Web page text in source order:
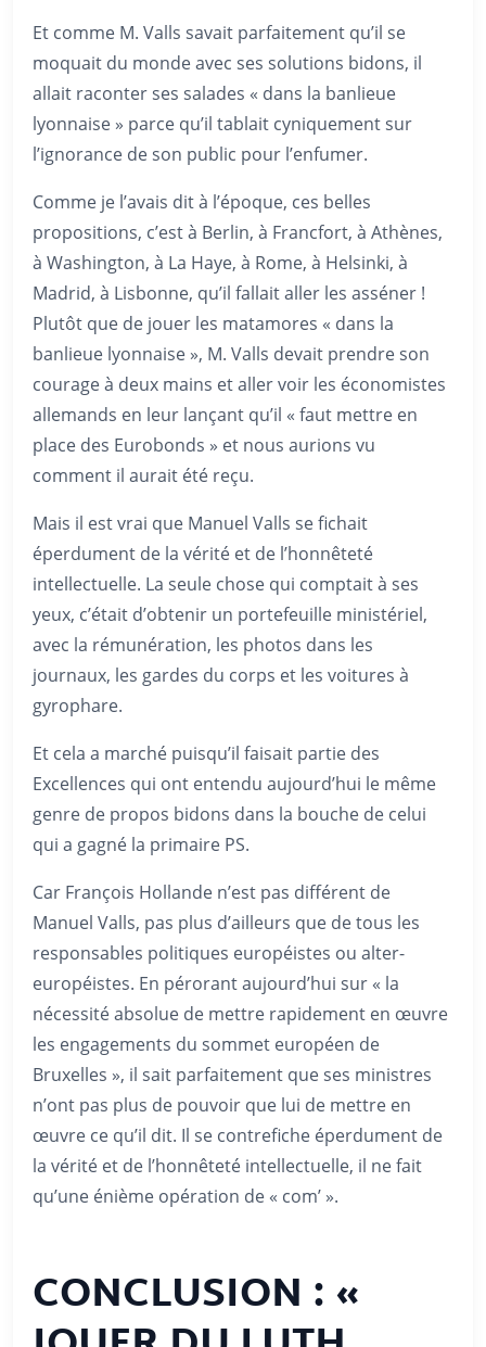
Et comme M. Valls savait parfaitement qu’il se
moquait du monde avec ses solutions bidons, il
allait raconter ses salades « dans la banlieue
lyonnaise » parce qu’il tablait cyniquement sur
l’ignorance de son public pour l’enfumer.
Comme je l’avais dit à l’époque, ces belles
propositions, c’est à Berlin, à Francfort, à Athènes,
à Washington, à La Haye, à Rome, à Helsinki, à
Madrid, à Lisbonne, qu’il fallait aller les asséner !
Plutôt que de jouer les matamores « dans la
banlieue lyonnaise », M. Valls devait prendre son
courage à deux mains et aller voir les économistes
allemands en leur lançant qu’il « faut mettre en
place des Eurobonds » et nous aurions vu
comment il aurait été reçu.
Mais il est vrai que Manuel Valls se fichait
éperdument de la vérité et de l’honnêteté
intellectuelle. La seule chose qui comptait à ses
yeux, c’était d’obtenir un portefeuille ministériel,
avec la rémunération, les photos dans les
journaux, les gardes du corps et les voitures à
gyrophare.
Et cela a marché puisqu’il faisait partie des
Excellences qui ont entendu aujourd’hui le même
genre de propos bidons dans la bouche de celui
qui a gagné la primaire PS.
Car François Hollande n’est pas différent de
Manuel Valls, pas plus d’ailleurs que de tous les
responsables politiques européistes ou alter-
européistes. En pérorant aujourd’hui sur « la
nécessité absolue de mettre rapidement en œuvre
les engagements du sommet européen de
Bruxelles », il sait parfaitement que ses ministres
n’ont pas plus de pouvoir que lui de mettre en
œuvre ce qu’il dit. Il se contrefiche éperdument de
la vérité et de l’honnêteté intellectuelle, il ne fait
qu’une énième opération de « com’ ».
CONCLUSION : «